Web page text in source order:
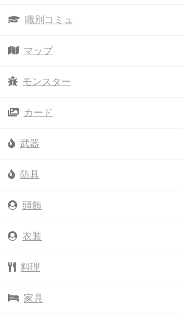
職別コミュ
マップ
モンスター
カード
武器
防具
頭飾
衣装
料理
家具